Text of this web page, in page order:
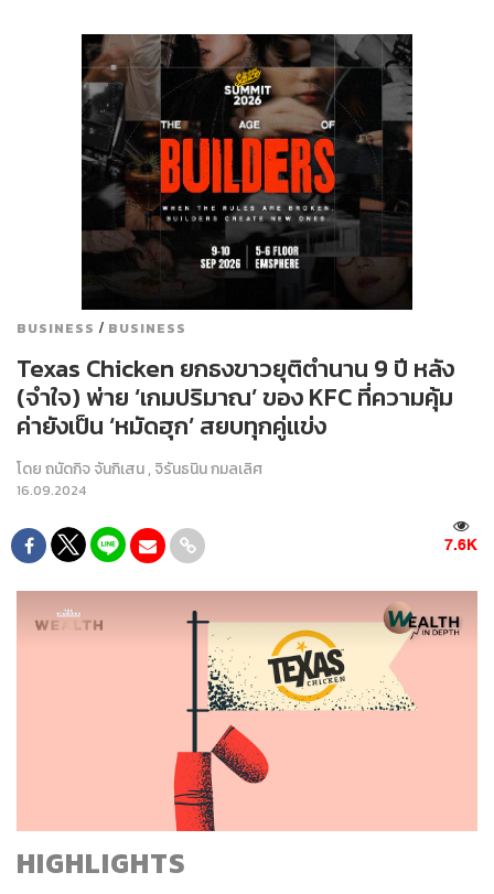
BUSINESS / BUSINESS
Texas Chicken ยกธงขาวยุติตำนาน 9 ปี หลัง
(จำใจ) พ่าย ‘เกมปริมาณ’ ของ KFC ที่ความคุ้ม
ค่ายังเป็น ‘หมัดฮุก’ สยบทุกคู่แข่ง
โดยถนัดกิจ จันกิเสน, จิรันธนิน กมลเลิศ
16.09.2024
7.6K
HIGHLIGHTS